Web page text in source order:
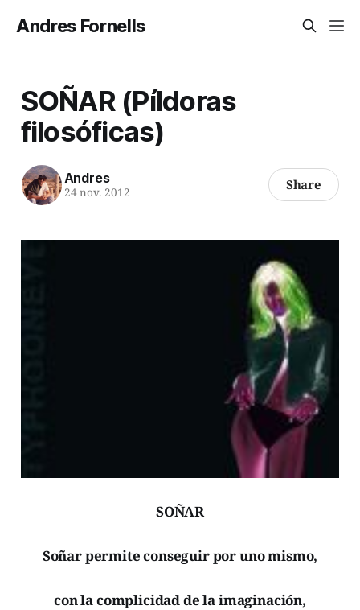
Andres Fornells
SOÑAR (Píldoras
filosóficas)
Andres
24 nov. 2012 Share
SOÑAR
Soñar permite conseguir por uno mismo,
con la complicidad de la imaginación,